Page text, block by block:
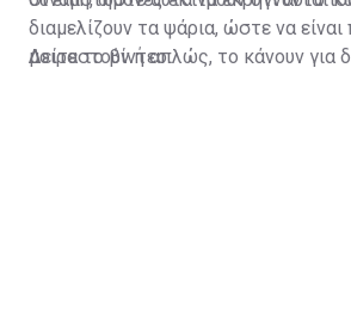
διαμελίζουν τα ψάρια, ώστε να
μοιραστούν ή απλώς, το κάνουν για
Δείτε το βίντεο: